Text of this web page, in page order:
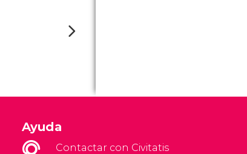
Ayuda
Contactar con Civitatis